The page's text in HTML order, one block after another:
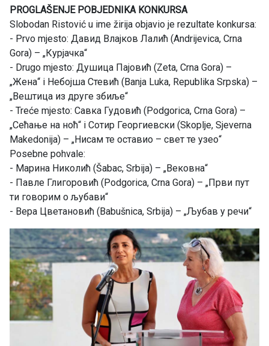
PROGLAŠENJE POBJEDNIKA KONKURSA
Slobodan Ristović u ime žirija objavio je rezultate konkursa:
- Prvo mjesto: Давид Влајков Лалић (Andrijevica, Crna
Gora) – „Курјачка“
- Drugo mjesto: Душица Пајовић (Zeta, Crna Gora) –
„Жена“ i Небојша Стевић (Banja Luka, Republika Srpska) –
„Вештица из друге збиље“
- Treće mjesto: Савка Гудовић (Podgorica, Crna Gora) –
„Сећање на ноћ“ i Сотир Георгиевски (Skoplje, Sjeverna
Makedonija) – „Нисам те оставио – свет те узео“
Posebne pohvale:
- Марина Николић (Šabac, Srbija) – „Вековна“
- Павле Глигоровић (Podgorica, Crna Gora) – „Први пут
ти говорим о љубави“
- Вера Цветановић (Babušnica, Srbija) – „Љубав у речи“